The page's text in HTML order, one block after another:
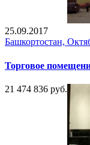
25.09.2017
Башкортостан,
Торговое
21 474 836 руб.